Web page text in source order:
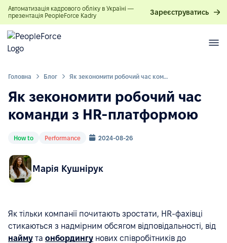
Автоматизація кадрового обліку в Україні —
презентація PeopleForce Kadry
Зареєструватись
Головна Блог Як зекономити робочий час команди з HR-платформою
Як зекономити робочий час
команди з HR-платформою
How to Performance 2024-08-26
Марія Кушнірук
Як тільки компанії почитають зростати, HR-фахівці
стикаються з надмірним обсягом відповідальності, від
найму та онбордингу нових співробітників до